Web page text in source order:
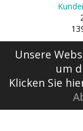
Unsere
um
Klicken Sie